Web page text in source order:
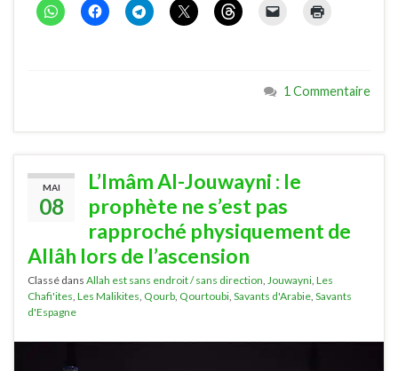
1 Commentaire
MAI
08
L’Imâm Al-Jouwayni : le
prophète ne s’est pas
rapproché physiquement de
Allâh lors de l’ascension
Classé dans Allah est sans endroit / sans direction, Jouwayni, Les
Chafi'ites, Les Malikites, Qourb, Qourtoubi, Savants d'Arabie, Savants
d'Espagne